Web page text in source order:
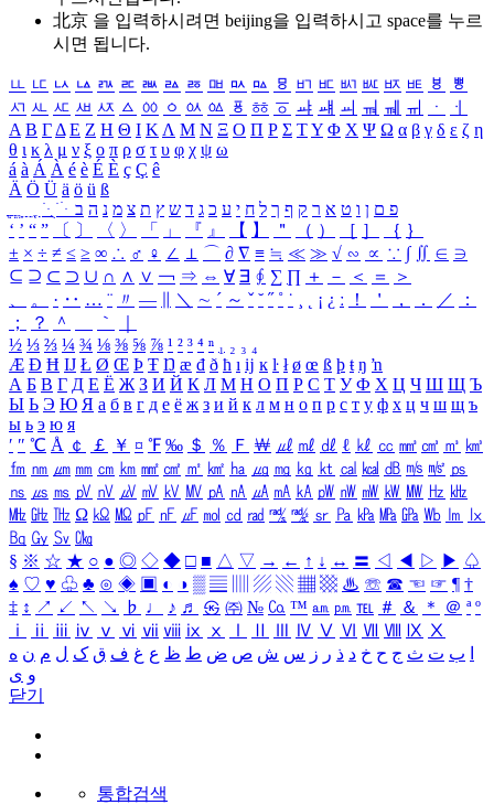
北京 을 입력하시려면 beijing을 입력하시고 space를 누르
시면 됩니다.
ㅥ ㅦ ㅧ ㅨ ㅩ ㅪ ㅫ ㅬ ㅭ ㅮ ㅯ ㅰ ㅱ ㅲ ㅳ ㅴ ㅵ ㅶ ㅷ ㅸ
ㅹ
ㅺ ㅻ ㅼ ㅽ ㅾ ㅿ ㆀ ㆁ ㆂ ㆃ ㆄ ㆅ ㆆ ㆇ ㆈ ㆉ ㆊ ㆋ ㆌ ㆍ
ㆎ
Α Β ΓΔ Ε Ζ Η Θ Ι ΚΛ Μ Ν Ξ Ο Π Ρ Σ ΤΥ Φ Χ Ψ Ω α β γ δ ε ζ η
θ ι κ λ μ ν ξ ο π ρ σ τ υ φ χ ψ ω
á à Á À é è É È ç Ç ê
Ä Ö Ü ä ö ü ß
ִֶֹ ֻּ ׁׂ פ ם ן ו ט א ר ק ף ך ל ח י ע כ ג ד ש ץ ת צ מ נ ה ב
‘ ’ “ ” 〔 〕 〈 〉 「 」 『 』 【 】 ＂ （ ） ［ ］ ｛ ｝
± × ÷ ≠ ≤ ≥ ∞ ∴ ♂ ♀ ∠ ⊥ ⌒ ∂ ∇ ≡ ≒ ≪ ≫ √ ∽ ∝ ∵ ∫ ∬ ∈ ∋
⊆ ⊇ ⊂ ⊃ ∪ ∩ ∧ ∨ ￢ ⇒ ⇔ ∀ ∃ ∮ ∑ ∏ ＋ － ＜ ＝
＞
、
。 · ‥ … ¨ 〃 ― ＼ ∼ ´ ～ ˇ ˘ ˝ ˚ ˙ ¸ ¡ ¿ ː ！ ＇ ， ． ／
：
；
？ ＾ ｀
½ ⅓ ⅔ ¼ ¾ ⅛ ⅜ ⅝ ⅞ ¹ ² ³ ⁴ ⁿ ₁ ₂ ₃ ₄
Æ Ð Ħ Ĳ Ł Ø Œ Þ Ŧ Ŋ æ đ ð ħ ı ĳ ĸ ŀ ł ø œ ß þ ŧ ŋ ŉ
А Б В Г Д Е Ё Ж З И Й К Л М Н О П Р С Т У Ф Х Ц Ч Ш Щ Ъ
Ы Ь Э Ю Я а б в г д е ё ж з и й к л м н о п р с т у ф х ц ч ш щ ъ
ы ь э ю я
′ ″ ℃ Å ￠ ￡ ￥ ¤ ℉ ‰ ＄ ％ Ｆ ￦ ㎕ ㎖ ㎗ ℓ ㎘ ㏄ ㎣ ㎤ ㎥ ㎦
㎙ ㎚ ㎛ ㎜ ㎝ ㎞ ㎟ ㎠ ㎡ ㎢ ㏊ ㎍ ㎎ ㎏ ㏏ ㎈ ㎉ ㏈ ㎧ ㎨ ㎰
㎱ ㎲ ㎳ ㎴ ㎵ ㎶ ㎷ ㎸ ㎹ ㎀ ㎁ ㎂ ㎃ ㎄ ㎺ ㎻ ㎽ ㎾ ㎿ ㎐ ㎑
㎒ ㎓ ㎔ Ω ㏀ ㏁ ㎊ ㎋ ㎌ ㏖ ㏅ ㎭ ㎮ ㎯ ㏛ ㎩ ㎪ ㎫ ㎬ ㏝ ㏐
㏓
㏃ ㏉ ㏜ ㏆
§ ※ ☆ ★ ○ ● ◎ ◇ ◆ □ ■ △ ▽ → ← ↑ ↓ ↔ 〓 ◁ ◀ ▷ ▶ ♤
♠ ♡ ♥ ♧ ♣ ⊙ ◈ ▣ ◐ ◑ ▒ ▤ ▨ ▧ ▦ ▩ ♨ ☏ ☎ ☜ ☞ ¶ †
‡ ↕ ↗ ↙ ↖ ↘ ♭ ♩ ♪ ♬ ㉿ ㈜ № ㏇ ™ ㏂ ㏘ ℡ ＃ ＆ ＊ ＠ ª º
ⅰ
ⅱ ⅲ ⅳ ⅴ ⅵ ⅶ ⅷ ⅸ ⅹ Ⅳ Ⅴ Ⅵ Ⅶ Ⅷ Ⅸ Ⅹ
ب ت ث ج ح خ د ذ ر ز س ش ص ض ط ظ ع غ ف ق ک ل م ن ه
و ی
닫기
통합검색